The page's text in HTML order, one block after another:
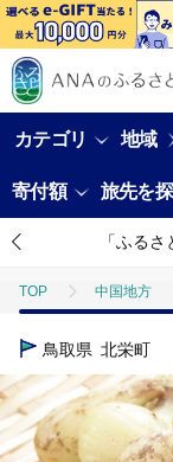
カテゴリ 地域
寄付額 旅先を
「ふる
TOP 中国地方
TOP
鳥取県 北栄町